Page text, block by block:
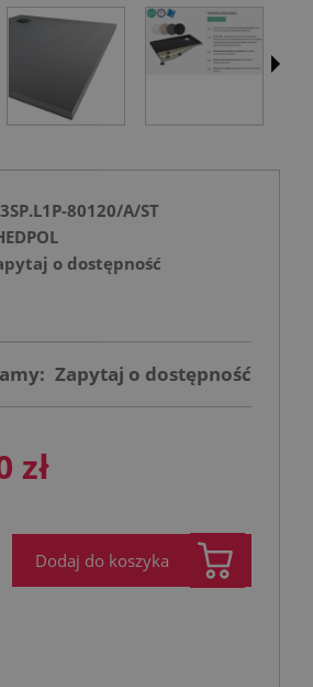
3SP.L1P-80120/A/ST
o dostępność
ewentualnych kosztów
Zapytaj o dostępność
zł
Dodaj do koszyka